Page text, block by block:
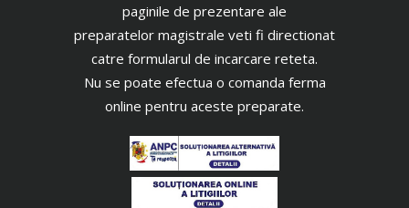
paginile de prezentare ale
preparatelor magistrale veti fi directionat
catre formularul de incarcare reteta.
Nu se poate efectua o comanda ferma
online pentru aceste preparate.